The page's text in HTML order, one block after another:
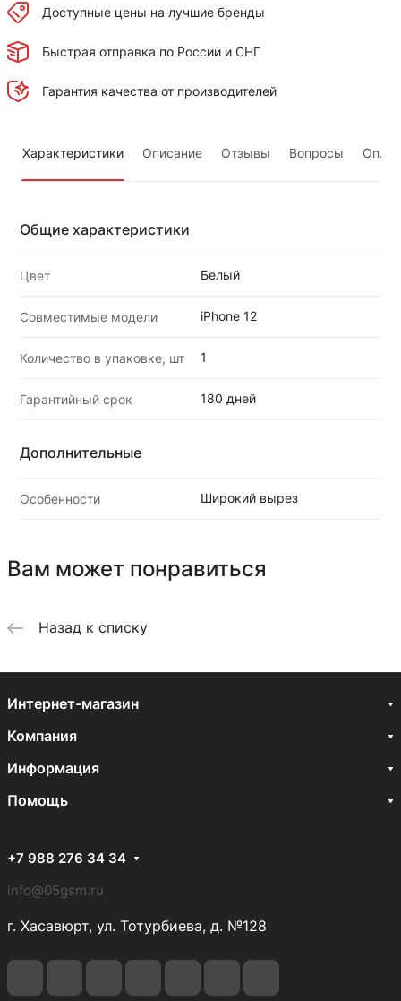
Доступные цены на лучшие бренды
Быстрая отправка по России и СНГ
Гарантия качества от производителей
Характеристики Описание Отзывы Вопросы
Общие характеристики
Цвет Белый
Совместимые модели iPhone 12
Количество в упаковке, шт 1
Гарантийный срок 180 дней
Дополнительные
Особенности Широкий вырез
Вам может понравиться
Назад к списку
Интернет-магазин
Компания
Информация
Помощь
+7 988 276 34 34
info@05gsm.ru
г. Хасавюрт, ул. Тотурбиева, д. №128